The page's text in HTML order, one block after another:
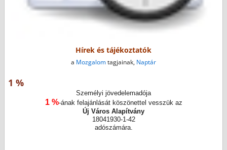
Hírek és tájékoztatók
a Mozgalomtagjainak, Naptár
1 %
Személyi jövedelemadója
1 %-ának felajánlását köszönettel vesszük az
Új Város Alapítvány
18041930-1-42
adószámára.